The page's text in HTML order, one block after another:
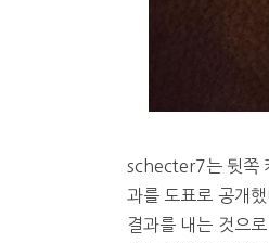
schecter7는 뒷쪽
과를 도표로 공개
결과를 내는 것으